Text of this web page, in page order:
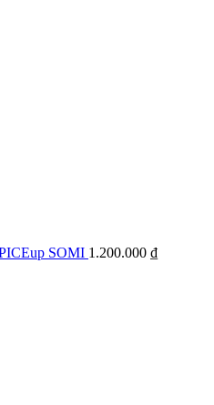
SOMI 1.200.000 ₫